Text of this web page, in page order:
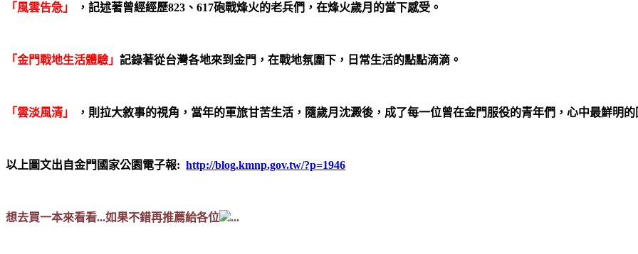
「風雲告急」 ，記述著曾經經歷823、617砲戰烽火的老兵們，在烽火歲月的當下感受。
「金門戰地生活體驗」 記錄著從台灣各地來到金門，在戰地氛圍下，日常生活的點點滴滴。
「雲淡風清」 ，則拉大敘事的視角，當年的軍旅甘苦生活，隨歲月沈澱後，成了每一位曾在金門服役的青年們，心中最鮮明的
以上圖文出自金門國家公園電子報: http://blog.kmnp.gov.tw/?p=1946
想去買一本來看看...如果不錯再推薦給各位 ...